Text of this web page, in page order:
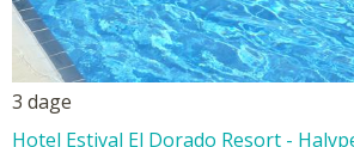
3 dage
Hotel Estival El Dorado Resort -